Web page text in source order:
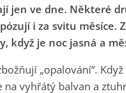
jen ve dne. Některé
i za svitu měsíce.
když je noc jasná a
„opalování“.
na vyhřátý balvan a